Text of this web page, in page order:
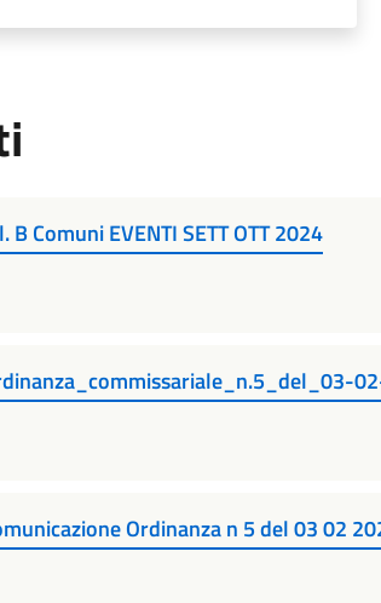
B Comuni EVENTI SETT OTT 2024
Ordinanza n 5 del 03 02